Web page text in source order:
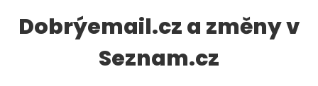
Dobrýemail.cz a změny v
Seznam.cz